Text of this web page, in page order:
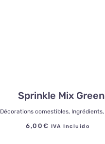
Sprinkle Mix Green
Décorations comestibles, Ingrédients,
6,00 € IVA Incluido